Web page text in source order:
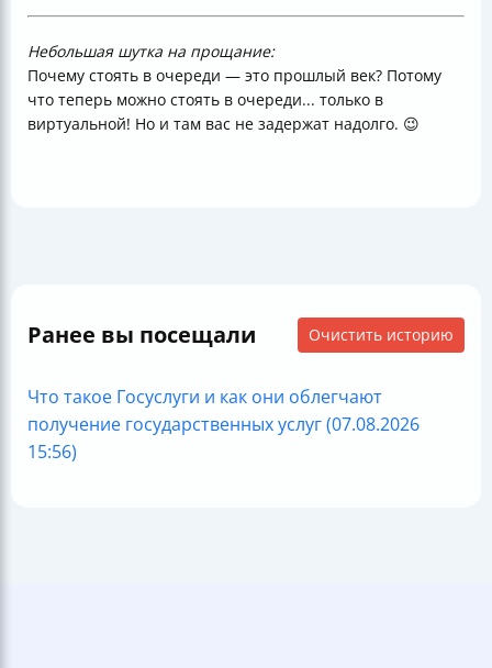
Небольшая шутка на прощание:
Почему стоять в очереди — это прошлый век? Потому
что теперь можно стоять в очереди... только в
виртуальной! Но и там вас не задержат надолго. 😉
Ранее вы посещали Очистить историю
Что такое Госуслуги и как они облегчают
получение государственных услуг (07.08.2026
15:56)